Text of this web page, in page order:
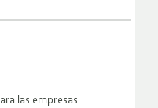
las empresas…